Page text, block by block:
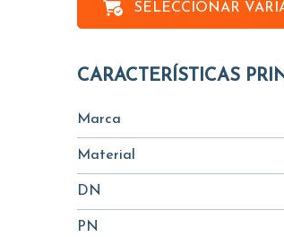
SELECCIONAR
CARACTERÍSTICAS
Marca
Material
DN
PN